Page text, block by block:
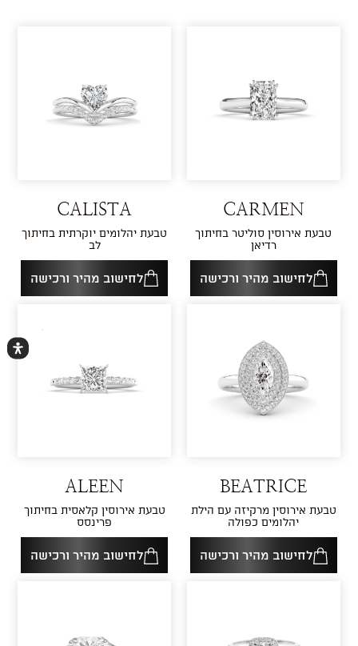
CARMEN
טבעת אירוסין סוליטר בחיתוך
רדיאן
לחישוב מהיר ורכישה
CALISTA
טבעת יהלומים יוקרתית בחיתוך
לב
לחישוב מהיר ורכישה
BEATRICE
טבעת אירוסין מרקיזה עם הילת
יהלומים כפולה
לחישוב מהיר ורכישה
ALEEN
טבעת אירוסין קלאסית בחיתוך
פרינסס
לחישוב מהיר ורכישה